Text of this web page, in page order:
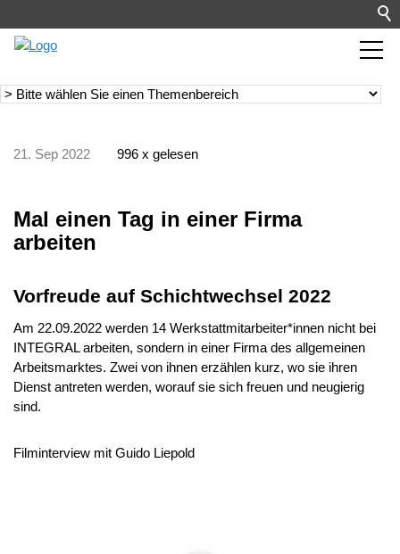
21. Sep 2022 996 x gelesen
Mal einen Tag in einer Firma
arbeiten
Vorfreude auf Schichtwechsel 2022
Am 22.09.2022 werden 14 Werkstattmitarbeiter*innen nicht bei
INTEGRAL arbeiten, sondern in einer Firma des allgemeinen
Arbeitsmarktes. Zwei von ihnen erzählen kurz, wo sie ihren
Dienst antreten werden, worauf sie sich freuen und neugierig
sind.
Filminterview mit Guido Liepold